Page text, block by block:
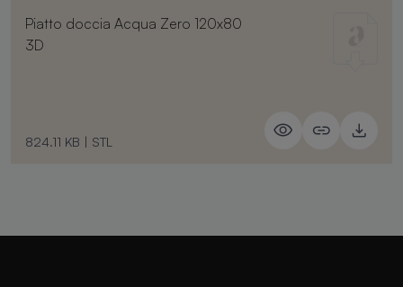
Piatto doccia Acqua Zero 120x80
3D
824.11 KB | STL